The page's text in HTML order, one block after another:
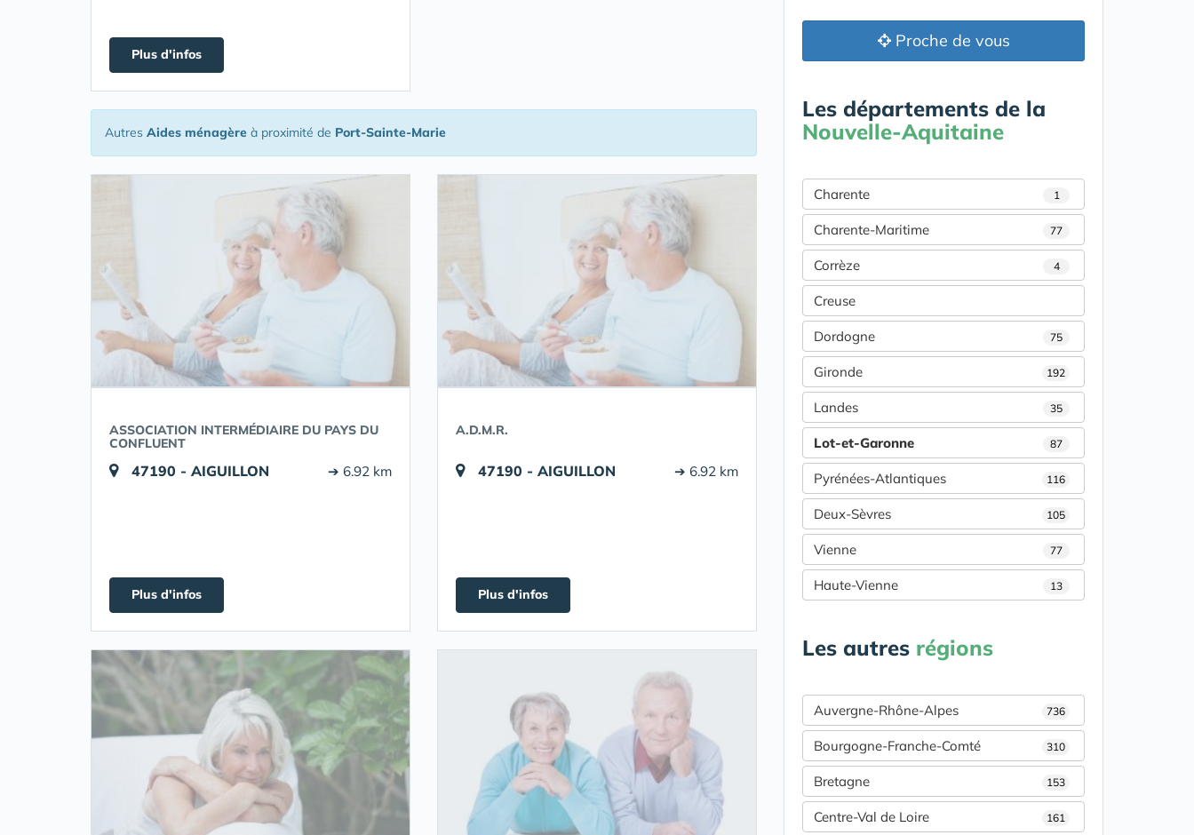
Plus d'infos
Autres Aides ménagère à proximité de Port-Sainte-Marie
ASSOCIATION INTERMÉDIAIRE DU PAYS DU
CONFLUENT
47190 - AIGUILLON ➔ 6.92 km
Plus d'infos
A.D.M.R.
47190 - AIGUILLON ➔ 6.92 km
Plus d'infos
Proche de vous
Les départements de la
Nouvelle-Aquitaine
Charente 1
Charente-Maritime 77
Corrèze 4
Creuse
Dordogne 75
Gironde 192
Landes 35
Lot-et-Garonne 87
Pyrénées-Atlantiques 116
Deux-Sèvres 105
Vienne 77
Haute-Vienne 13
Les autres régions
Auvergne-Rhône-Alpes 736
Bourgogne-Franche-Comté 310
Bretagne 153
Centre-Val de Loire 161